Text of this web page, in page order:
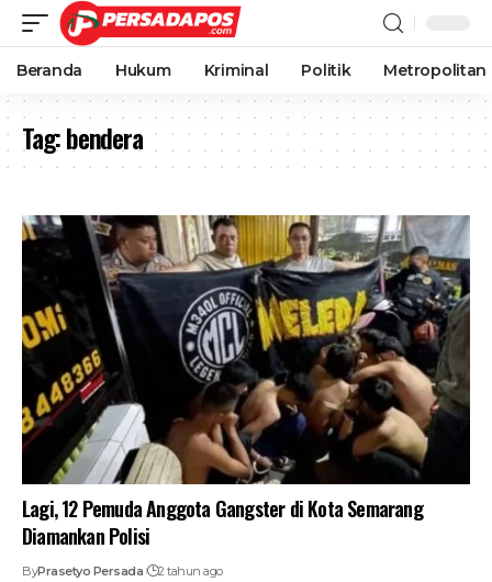
Beranda Hukum Kriminal Politik Metropolitan
Tag:bendera
Lagi, 12 Pemuda Anggota Gangster di Kota Semarang
Diamankan Polisi
ByPrasetyo Persada 2 tahun ago